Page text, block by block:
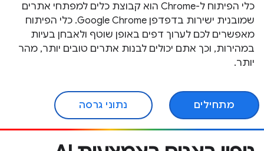
כלי הפיתוח ל-Chrome הוא קבוצת כלים למפתחי אתרים
שמובנית ישירות בדפדפן Google Chrome. כלי הפיתוח
מאפשרים לכם לערוך דפים באופן שוטף ולאבחן בעיות
במהירות, וכך אתם יכולים לבנות אתרים טובים יותר, מהר
יותר.
מתחילים נתוני גרסה